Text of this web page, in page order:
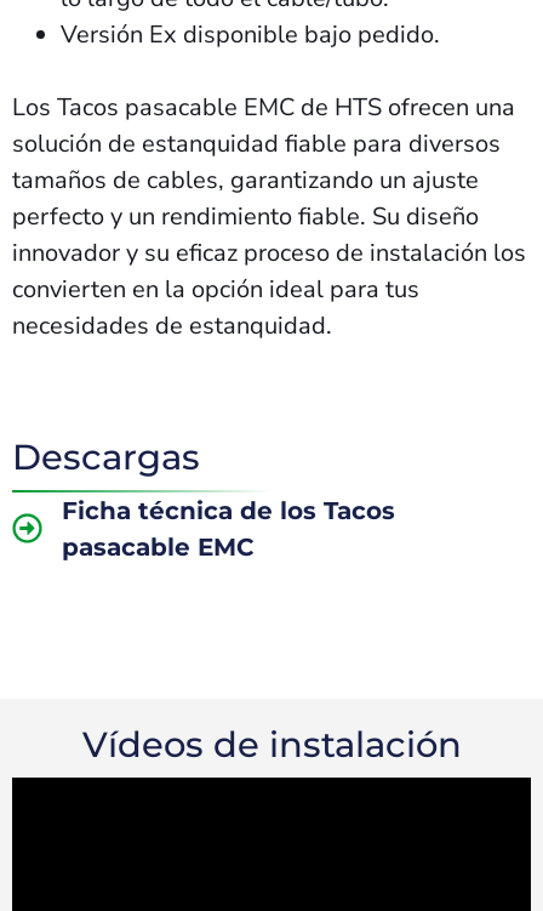
Versión Ex disponible bajo pedido.
Los Tacos pasacable EMC de HTS ofrecen una
solución de estanquidad fiable para diversos
tamaños de cables, garantizando un ajuste
perfecto y un rendimiento fiable. Su diseño
innovador y su eficaz proceso de instalación los
convierten en la opción ideal para tus
necesidades de estanquidad.
Descargas
Ficha técnica de los Tacos
pasacable EMC
Vídeos de instalación